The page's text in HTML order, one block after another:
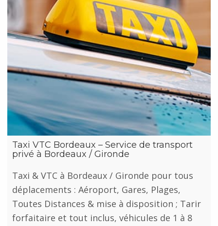
Taxi VTC Bordeaux – Service de transport
privé à Bordeaux / Gironde
Taxi & VTC à Bordeaux / Gironde pour tous
déplacements : Aéroport, Gares, Plages,
Toutes Distances & mise à disposition ; Tarir
forfaitaire et tout inclus, véhicules de 1 à 8